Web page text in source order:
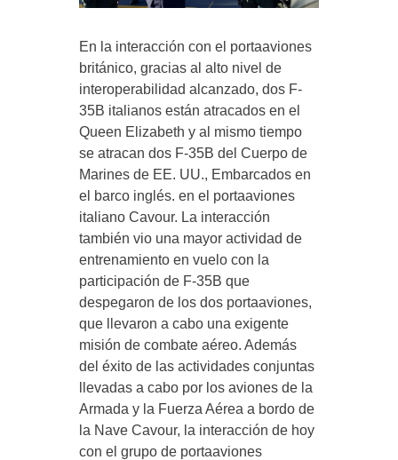
En la interacción con el portaaviones
británico, gracias al alto nivel de
interoperabilidad alcanzado, dos F-
35B italianos están atracados en el
Queen Elizabeth y al mismo tiempo
se atracan dos F-35B del Cuerpo de
Marines de EE. UU., Embarcados en
el barco inglés. en el portaaviones
italiano Cavour. La interacción
también vio una mayor actividad de
entrenamiento en vuelo con la
participación de F-35B que
despegaron de los dos portaaviones,
que llevaron a cabo una exigente
misión de combate aéreo. Además
del éxito de las actividades conjuntas
llevadas a cabo por los aviones de la
Armada y la Fuerza Aérea a bordo de
la Nave Cavour, la interacción de hoy
con el grupo de portaaviones